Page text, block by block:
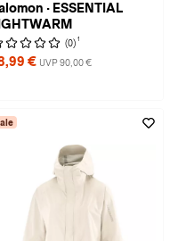
· ESSENTIAL
(0) 1
€ UVP 90,00 €